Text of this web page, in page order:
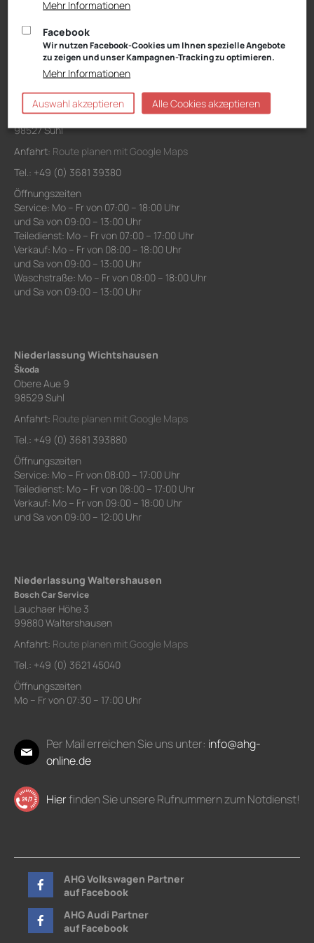
Verkauf: Mo – Fr von 08:00 – 18:00 Uhr
Waschanlage: Mo – Fr von 07:00 – 18:00 Uhr
und Sa von 09:00 – 13:00 Uhr
VW, Audi, VW Nutzfahrzeuge, Škoda Service
Schwarzwasserweg 3-11
98527 Suhl
Anfahrt: Route planen mit Google Maps
Tel.: +49 (0) 3681 39380
Öffnungszeiten
Service: Mo – Fr von 07:00 – 18:00 Uhr
und Sa von 09:00 – 13:00 Uhr
Teiledienst: Mo – Fr von 07:00 – 17:00 Uhr
Verkauf: Mo – Fr von 08:00 – 18:00 Uhr
und Sa von 09:00 – 13:00 Uhr
Waschstraße: Mo – Fr von 08:00 – 18:00 Uhr
und Sa von 09:00 – 13:00 Uhr
Niederlassung Wichtshausen
Škoda
Obere Aue 9
98529 Suhl
Anfahrt: Route planen mit Google Maps
Tel.: +49 (0) 3681 393880
Öffnungszeiten
Service: Mo – Fr von 08:00 – 17:00 Uhr
Teiledienst: Mo – Fr von 08:00 – 17:00 Uhr
Verkauf: Mo – Fr von 09:00 – 18:00 Uhr
und Sa von 09:00 – 12:00 Uhr
Niederlassung Waltershausen
Bosch Car Service
Lauchaer Höhe 3
99880 Waltershausen
Anfahrt: Route planen mit Google Maps
Tel.: +49 (0) 3621 45040
Öffnungszeiten
Mo – Fr von 07:30 – 17:00 Uhr
Per Mail erreichen Sie uns unter: info@ahg-
online.de
Hierfinden Sie unsere Rufnummern zum Notdienst!
AHG Volkswagen Partner
auf Facebook
AHG Audi Partner
auf Facebook
Mehr Informationen
Facebook
Wir nutzen Facebook-Cookies um Ihnen spezielle Angebote
zu zeigen und unser Kampagnen-Tracking zu optimieren.
Mehr Informationen
Auswahl akzeptieren Alle Cookies akzeptieren